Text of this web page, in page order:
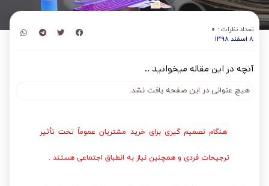
تعداد نظرات : 0
8 اسفند 1398
آنچه در این مقاله میخوانید ..
هیچ عنوانی در این صفحه یافت نشد.
هنگام تصمیم گیری برای خرید مشتریان عموماً تحت تأثیر
ترجیحات فردی و همچنین نیاز به انطباق اجتماعی هستند .